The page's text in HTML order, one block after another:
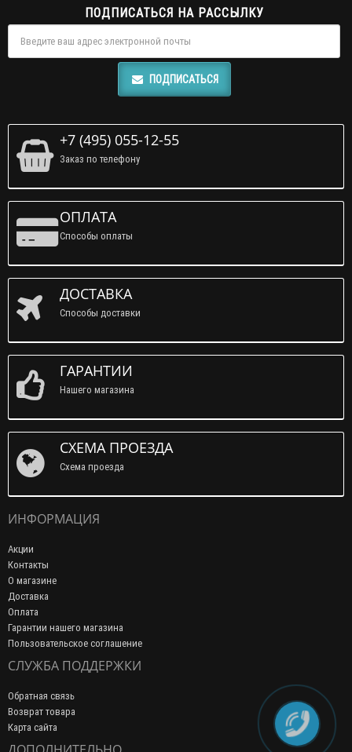
ПОДПИСАТЬСЯ НА РАССЫЛКУ
ПОДПИСАТЬСЯ
+7 (495) 055-12-55
Заказ по телефону
ОПЛАТА
Способы оплаты
ДОСТАВКА
Способы доставки
ГАРАНТИИ
Нашего магазина
СХЕМА ПРОЕЗДА
Схема проезда
ИНФОРМАЦИЯ
Акции
Контакты
О магазине
Доставка
Оплата
Гарантии нашего магазина
Пользовательское соглашение
СЛУЖБА ПОДДЕРЖКИ
Обратная связь
Возврат товара
Карта сайта